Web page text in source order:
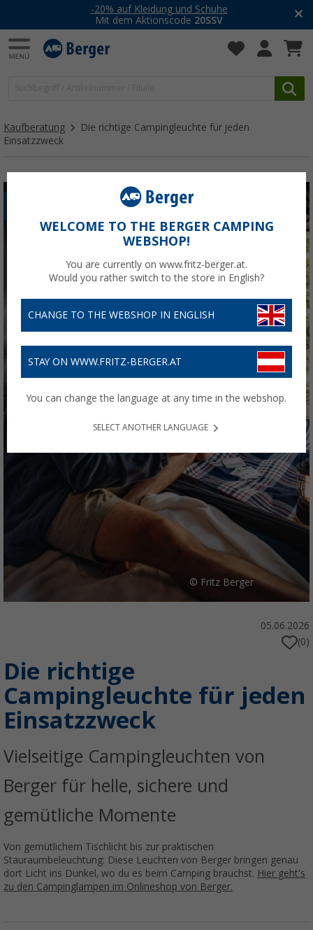
-20% auf Kleidung und Schuhe
Mit dem Aktionscode 20SSV
Kaufberatung
Die richtige Campingleuchte für jeden
Einsatzzweck
© Fritz Berger
05.06.2026
(0)
Die richtige
Campingleuchte für jeden
Einsatzzweck
Vielseitige Campingleuchten von
Berger für helle, sichere und
gemütliche Momente
Von gemütlichem Tischlicht bis zur praktischen
Stauraumbeleuchtung: Diese Leuchten von Berger bringen genau
dort Licht ins Dunkel, wo du es beim Camping brauchst. Hier geht's
zu den Campinglampen im Onlineshop von Berger.
WELCOME TO THE BERGER CAMPING
WEBSHOP!
You are currently on www.fritz-berger.at.
Would you rather switch to the store in English?
CHANGE TO THE WEBSHOP IN ENGLISH
STAY ON WWW.FRITZ-BERGER.AT
You can change the language at any time in the webshop.
SELECT ANOTHER LANGUAGE